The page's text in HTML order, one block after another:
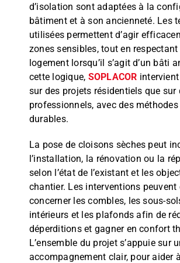
d’isolation sont adaptées à la
bâtiment et à son ancienneté. Les
utilisées permettent d’agir
zones sensibles, tout en respectant
logement lorsqu’il s’agit d’un bâti
cette logique, SOPLACOR
sur des projets résidentiels que sur
professionnels, avec des
durables.
La pose de cloisons sèches peut
l’installation, la rénovation ou la
selon l’état de l’existant et les
chantier. Les interventions peuvent
concerner les combles, les sous-
intérieurs et les plafonds afin de
déperditions et gagner en confort
L’ensemble du projet s’appuie sur
accompagnement clair, pour aider